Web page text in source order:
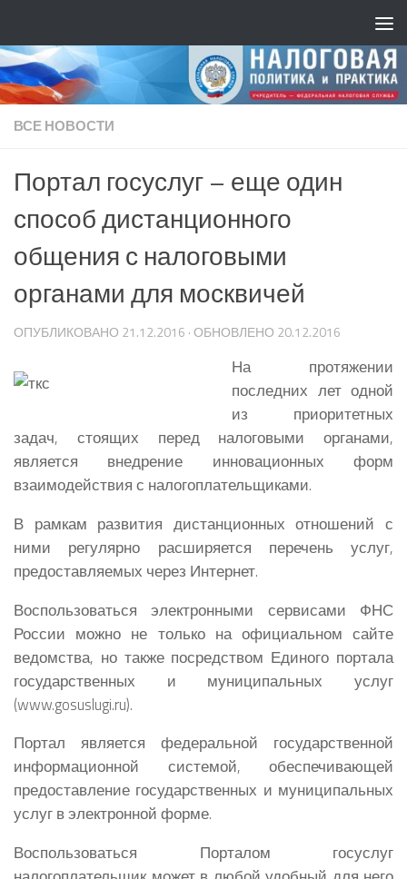
ВСЕ НОВОСТИ
Портал госуслуг – еще один
способ дистанционного
общения с налоговыми
органами для москвичей
ОПУБЛИКОВАНО 21.12.2016 · ОБНОВЛЕНО 20.12.2016
На протяжении
последних лет одной
из приоритетных
задач, стоящих перед налоговыми органами,
является внедрение инновационных форм
взаимодействия с налогоплательщиками.
В рамкам развития дистанционных отношений с
ними регулярно расширяется перечень услуг,
предоставляемых через Интернет.
Воспользоваться электронными сервисами ФНС
России можно не только на официальном сайте
ведомства, но также посредством Единого портала
государственных и муниципальных услуг
(www.gosuslugi.ru).
Портал является федеральной государственной
информационной системой, обеспечивающей
предоставление государственных и муниципальных
услуг в электронной форме.
Воспользоваться Порталом госуслуг